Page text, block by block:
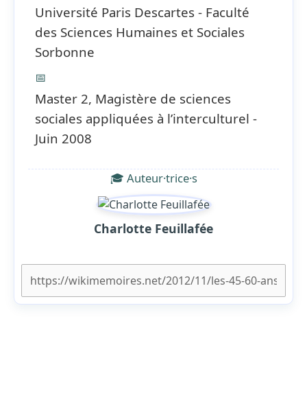
Université Paris Descartes - Faculté
des Sciences Humaines et Sociales
Sorbonne
📅
Master 2, Magistère de sciences
sociales appliquées à l’interculturel -
Juin 2008
🎓 Auteur·trice·s
Charlotte Feuillafée